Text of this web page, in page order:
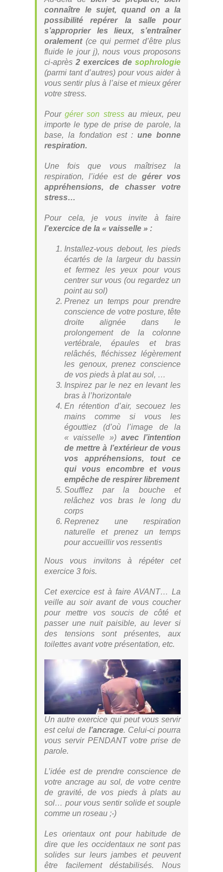
connaître le sujet, quand on a la
possibilité repérer la salle pour
s’approprier les lieux, s’entraîner
oralement(ce qui permet d’être plus
fluide le jour j), nous vous proposons
ci-après 2 exercices de sophrologie
(parmi tant d’autres) pour vous aider à
vous sentir plus à l’aise et mieux gérer
votre stress.
Pourgérer son stressau mieux, peu
importe le type de prise de parole, la
base, la fondation est :une bonne
respiration.
Une fois que vous maîtrisez la
respiration, l’idée est degérer vos
appréhensions, de chasser votre
stress…
Pour cela, je vous invite à faire
l’exercice de la « vaisselle » :
Installez-vous debout, les pieds
écartés de la largeur du bassin
et fermez les yeux pour vous
centrer sur vous (ou regardez un
point au sol)
Prenez un temps pour prendre
conscience de votre posture, tête
droite alignée dans le
prolongement de la colonne
vertébrale, épaules et bras
relâchés, fléchissez légèrement
les genoux, prenez conscience
de vos pieds à plat au sol, …
Inspirez par le nez en levant les
bras à l’horizontale
En rétention d’air, secouez les
mains comme si vous les
égouttiez (d’où l’image de la
« vaisselle ») avec l’intention
de mettre à l’extérieur de vous
vos appréhensions, tout ce
qui vous encombre et vous
empêche de respirer librement
Soufflez par la bouche et
relâchez vos bras le long du
corps
Reprenez une respiration
naturelle et prenez un temps
pour accueillir vos ressentis
Nous vous invitons à répéter cet
exercice 3 fois.
Cet exercice est à faire AVANT… La
veille au soir avant de vous coucher
pour mettre vos soucis de côté et
passer une nuit paisible, au lever si
des tensions sont présentes, aux
toilettes avant votre présentation, etc.
Un autre exercice qui peut vous servir
est celui de l’ancrage. Celui-ci pourra
vous servir PENDANT votre prise de
parole.
L’idée est de prendre conscience de
votre ancrage au sol, de votre centre
de gravité, de vos pieds à plats au
sol… pour vous sentir solide et souple
comme un roseau ;-)
Les orientaux ont pour habitude de
dire que les occidentaux ne sont pas
solides sur leurs jambes et peuvent
être facilement déstabilisés. Nous